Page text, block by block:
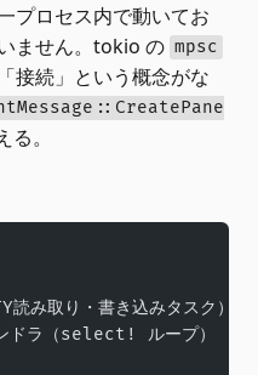
プロセス内で動いてお
ません。tokio の mpsc
接続」という概念がな
。
み取り・書き込みタスク）
ドラ（select! ループ）